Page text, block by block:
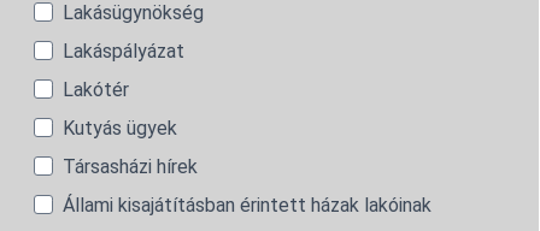
Lakásügynökség
Lakáspályázat
Lakótér
Kutyás ügyek
Társasházi hírek
Állami kisajátításban érintett házak lakóinak